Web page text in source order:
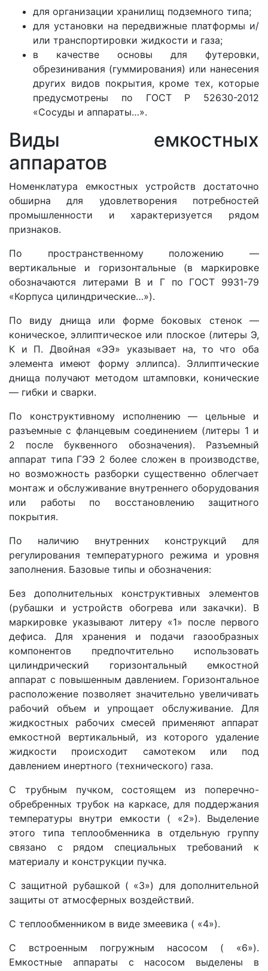
для организации хранилищ подземного типа;
для установки на передвижные платформы и/
или транспортировки жидкости и газа;
в качестве основы для футеровки,
обрезинивания (гуммирования) или нанесения
других видов покрытия, кроме тех, которые
предусмотрены по ГОСТ Р 52630-2012
«Сосуды и аппараты…».
Виды емкостных
аппаратов
Номенклатура емкостных устройств достаточно
обширна для удовлетворения потребностей
промышленности и характеризуется рядом
признаков.
По пространственному положению —
вертикальные и горизонтальные (в маркировке
обозначаются литерами В и Г по ГОСТ 9931-79
«Корпуса цилиндрические…»).
По виду днища или форме боковых стенок —
коническое, эллиптическое или плоское (литеры Э,
К и П. Двойная «ЭЭ» указывает на, то что оба
элемента имеют форму эллипса). Эллиптические
днища получают методом штамповки, конические
— гибки и сварки.
По конструктивному исполнению — цельные и
разъемные с фланцевым соединением (литеры 1 и
2 после буквенного обозначения). Разъемный
аппарат типа ГЭЭ 2 более сложен в производстве,
но возможность разборки существенно облегчает
монтаж и обслуживание внутреннего оборудования
или работы по восстановлению защитного
покрытия.
По наличию внутренних конструкций для
регулирования температурного режима и уровня
заполнения. Базовые типы и обозначения:
Без дополнительных конструктивных элементов
(рубашки и устройств обогрева или закачки). В
маркировке указывают литеру «1» после первого
дефиса. Для хранения и подачи газообразных
компонентов предпочтительно использовать
цилиндрический горизонтальный емкостной
аппарат с повышенным давлением. Горизонтальное
расположение позволяет значительно увеличивать
рабочий объем и упрощает обслуживание. Для
жидкостных рабочих смесей применяют аппарат
емкостной вертикальный, из которого удаление
жидкости происходит самотеком или под
давлением инертного (технического) газа.
С трубным пучком, состоящем из поперечно-
обребренных трубок на каркасе, для поддержания
температуры внутри емкости ( «2»). Выделение
этого типа теплообменника в отдельную группу
связано с рядом специальных требований к
материалу и конструкции пучка.
С защитной рубашкой ( «3») для дополнительной
защиты от атмосферных воздействий.
С теплообменником в виде змеевика ( «4»).
С встроенным погружным насосом ( «6»).
Емкостные аппараты с насосом выделены в